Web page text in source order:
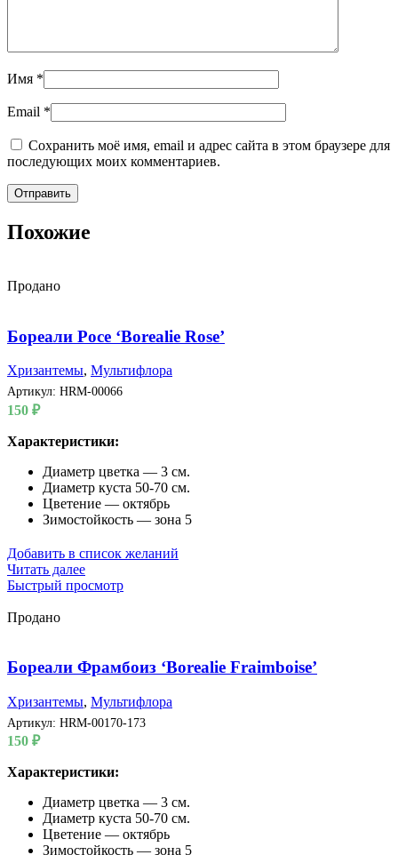
Имя *
Email *
Сохранить моё имя, email и адрес сайта в этом браузере для
последующих моих комментариев.
Похожие
Продано
Бореали Росе ‘Borealie Rose’
Хризантемы, Мультифлора
Артикул: HRM-00066
150 ₽
Характеристики:
Диаметр цветка — 3 см.
Диаметр куста 50-70 см.
Цветение — октябрь
Зимостойкость — зона 5
Добавить в список желаний
Читать далее
Быстрый просмотр
Продано
Бореали Фрамбоиз ‘Borealie Fraimboise’
Хризантемы, Мультифлора
Артикул: HRM-00170-173
150 ₽
Характеристики:
Диаметр цветка — 3 см.
Диаметр куста 50-70 см.
Цветение — октябрь
Зимостойкость — зона 5